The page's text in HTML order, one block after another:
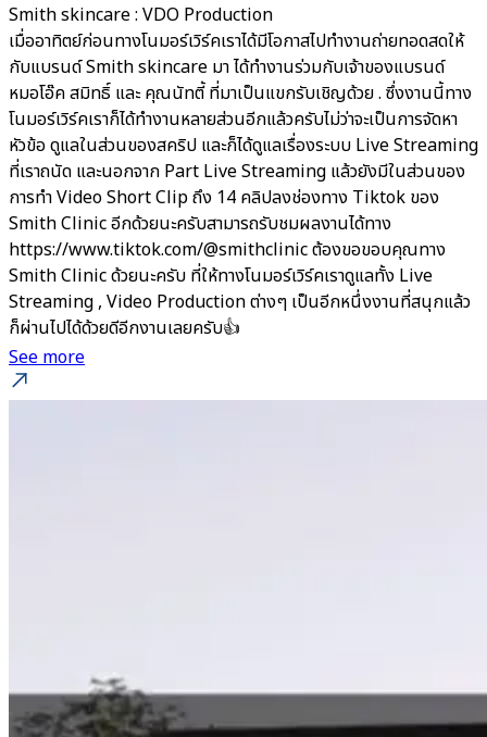
Smith skincare : VDO Production
เมื่ออาทิตย์ก่อนทางโนมอร์เวิร์คเราได้มีโอกาสไปทำงานถ่ายทอดสดให้
กับแบรนด์ Smith skincare มา ได้ทำงานร่วมกับเจ้าของแบรนด์
หมอโอ๊ค สมิทธิ์ และ คุณนัทตี้ ที่มาเป็นแขกรับเชิญด้วย . ซึ่งงานนี้ทาง
โนมอร์เวิร์คเราก็ได้ทำงานหลายส่วนอีกแล้วครับไม่ว่าจะเป็นการจัดหา
หัวข้อ ดูแลในส่วนของสคริป และก็ได้ดูแลเรื่องระบบ Live Streaming
ที่เราถนัด และนอกจาก Part Live Streaming แล้วยังมีในส่วนของ
การทำ Video Short Clip ถึง 14 คลิปลงช่องทาง Tiktok ของ
Smith Clinic อีกด้วยนะครับสามารถรับชมผลงานได้ทาง
https://www.tiktok.com/@smithclinic ต้องขอขอบคุณทาง
Smith Clinic ด้วยนะครับ ที่ให้ทางโนมอร์เวิร์คเราดูแลทั้ง Live
Streaming , Video Production ต่างๆ เป็นอีกหนึ่งงานที่สนุกแล้ว
ก็ผ่านไปได้ด้วยดีอีกงานเลยครับ👍
See more